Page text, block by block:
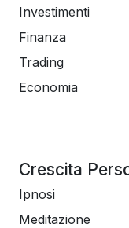
Investimenti
Finanza
Trading
Economia
Crescita
Ipnosi
Meditazione